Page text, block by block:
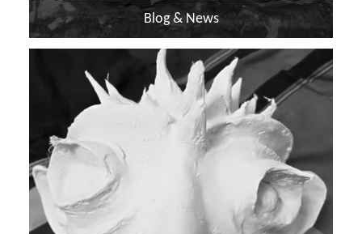
Blog & News